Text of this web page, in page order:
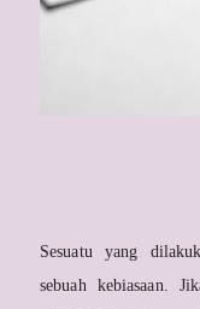
Sesuatu yang
sebuah kebiasaan.